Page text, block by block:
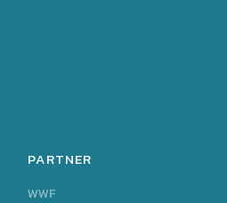
PARTNER
WWF